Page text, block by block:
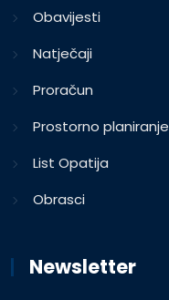
Obavijesti
Natječaji
Proračun
Prostorno planiranje
List Opatija
Obrasci
Newsletter